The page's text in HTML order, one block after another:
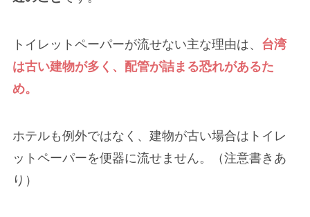
トイレットペーパーが流せない主な理由は、 台湾
は古い建物が多く、配管が詰まる恐れがあるた
め。
ホテルも例外ではなく、建物が古い場合はトイレ
ットペーパーを便器に流せません。（注意書きあ
り）